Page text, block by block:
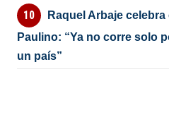
Raquel Arbaje
Paulino: “Ya no corre solo
un país”